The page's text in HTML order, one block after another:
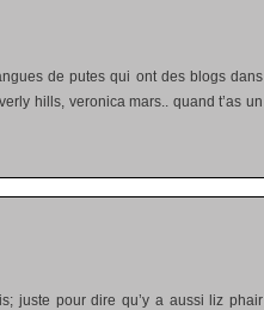
de putes qui ont des blogs dans
hills, veronica mars.. quand t’as un
juste pour dire qu’y a aussi liz phair